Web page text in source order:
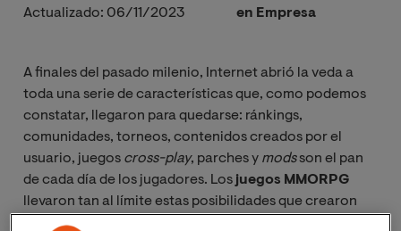
Actualizado: 06/11/2023
en Empresa
A finales del pasado milenio, Internet abrió la veda a
toda una serie de características que, como podemos
constatar, llegaron para quedarse: ránkings,
comunidades, torneos, contenidos creados por el
usuario, juegos cross-play, parches y modsson el pan
de cada día de los jugadores. Los juegos MMORPG
llevaron tan al límite estas posibilidades que crearon
una nueva concepción de videojuego.